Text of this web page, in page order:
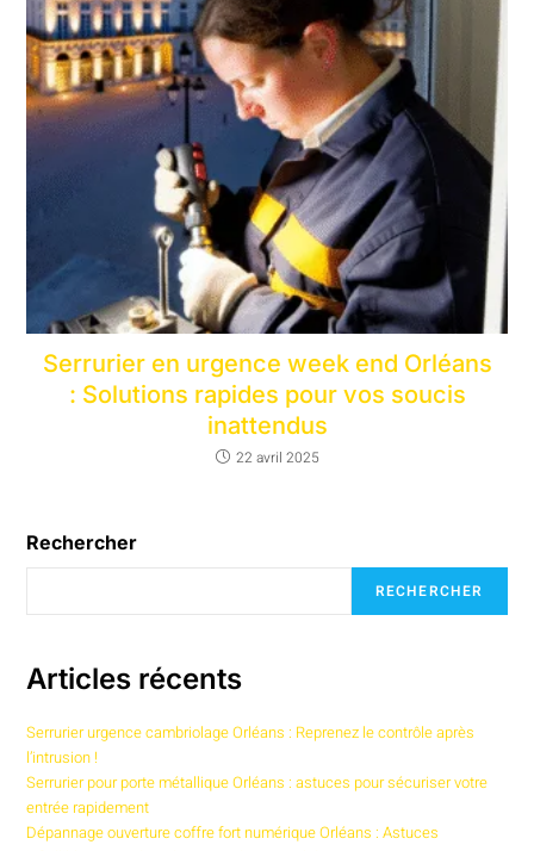
Serrurier en urgence week end Orléans
: Solutions rapides pour vos soucis
inattendus
22 avril 2025
Rechercher
RECHERCHER
Articles récents
Serrurier urgence cambriolage Orléans : Reprenez le contrôle après
l’intrusion !
Serrurier pour porte métallique Orléans : astuces pour sécuriser votre
entrée rapidement
Dépannage ouverture coffre fort numérique Orléans : Astuces